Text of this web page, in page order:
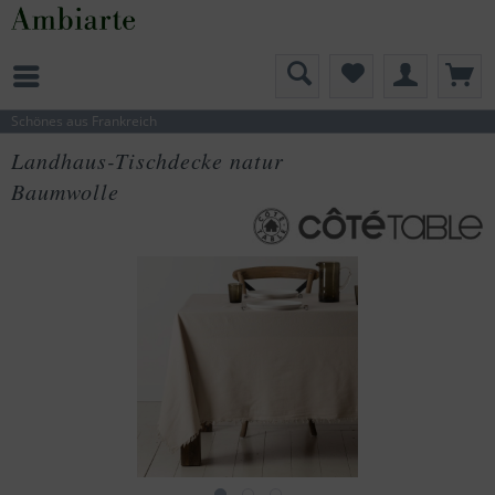
Schönes aus Frankreich
Landhaus-Tischdecke natur
Baumwolle